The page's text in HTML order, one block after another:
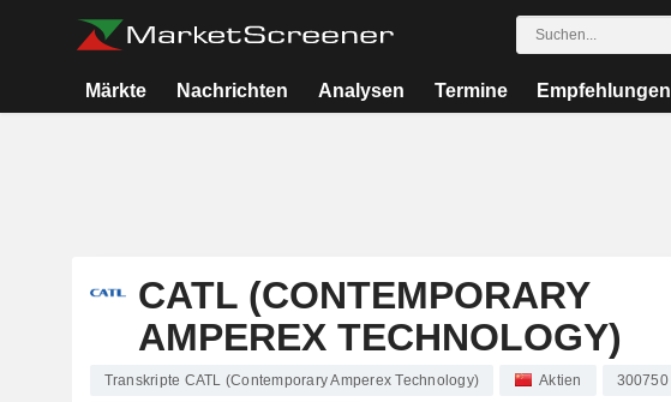
Märkte Nachrichten Analysen Termine Empfehlungen
CATL (CONTEMPORARY
AMPEREX TECHNOLOGY)
Transkripte CATL (Contemporary Amperex Technology) Aktien 300750